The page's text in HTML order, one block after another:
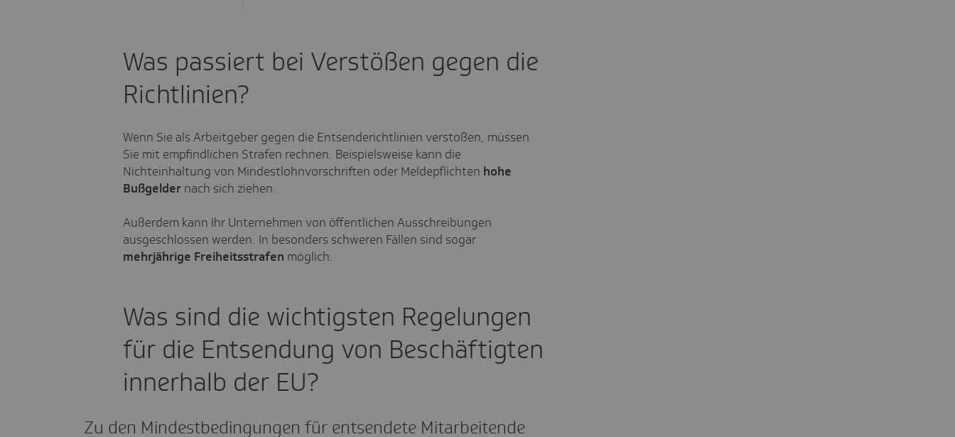
Was passiert bei Verstößen gegen die
Richtlinien?
Wenn Sie als Arbeitgeber gegen die Entsenderichtlinien verstoßen, müssen
Sie mit empfindlichen Strafen rechnen. Beispielsweise kann die
Nichteinhaltung von Mindestlohnvorschriften oder Meldepflichten hohe
Bußgelder nach sich ziehen.
Außerdem kann Ihr Unternehmen von öffentlichen Ausschreibungen
ausgeschlossen werden. In besonders schweren Fällen sind sogar
mehrjährige Freiheitsstrafen möglich.
Was sind die wichtigsten Regelungen
für die Entsendung von Beschäftigten
innerhalb der EU?
Zu den Mindestbedingungen für entsendete Mitarbeitende